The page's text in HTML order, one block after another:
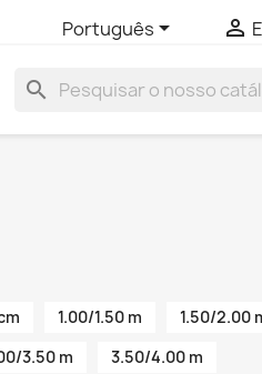
Português 
search
1.00/1.50 m
1.50/2.00
3.50 m
3.50/4.00 m